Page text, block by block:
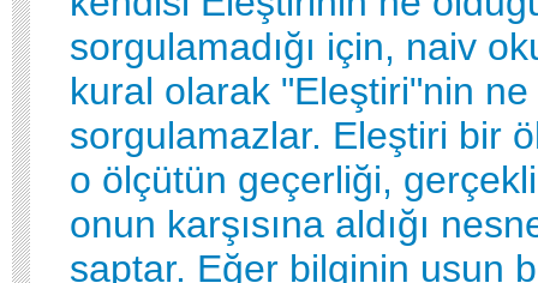
sorgulamadığı için, naiv
kural olarak "Eleştiri"nin
sorgulamazlar. Eleştiri bir
o ölçütün geçerliği,
onun karşısına aldığı
saptar. Eğer bilginin usun